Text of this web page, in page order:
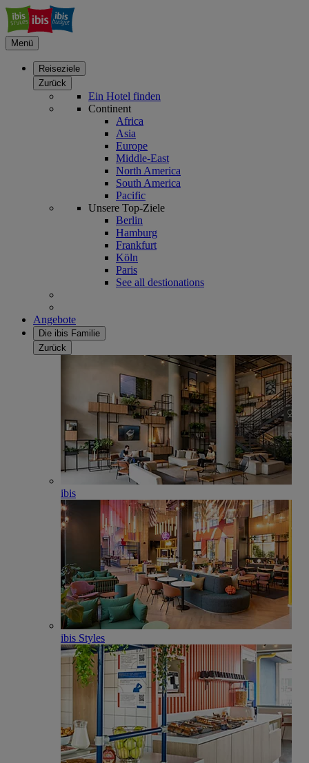
Menü
Reiseziele
Zurück
Ein Hotel finden
Continent
Africa
Asia
Europe
Middle-East
North America
South America
Pacific
Unsere Top-Ziele
Berlin
Hamburg
Frankfurt
Köln
Paris
See all destionations
Angebote
Die ibis Familie
Zurück
ibis
ibis Styles